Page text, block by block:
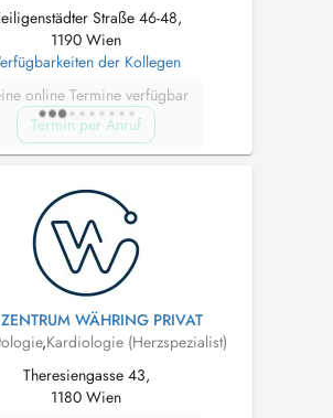
Straße 46-48,
1190 Wien
der Kollegen
online Termine verfügbar
Termin per Anruf
WÄHRING PRIVAT
,Kardiologie (Herzspezialist)
Theresiengasse 43,
1180 Wien